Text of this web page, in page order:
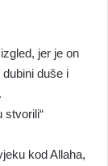
jer je on
duše i
stvorili“
kod Allaha,